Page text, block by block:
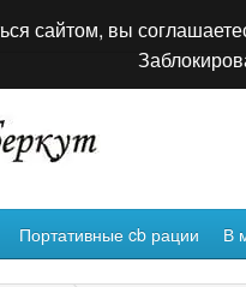
Портативные cb рации В
сайтом, вы